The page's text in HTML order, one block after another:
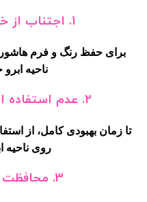
1. اجتناب از
برای حفظ رنگ و فرم
ناحیه
2. عدم استفاده
تا زمان بهبودی کامل، از
روی ناحیه
3. محافظت